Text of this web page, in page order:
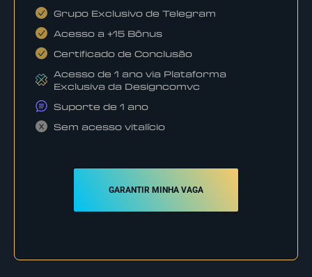
Grupo Exclusivo de Telegram
Acesso a +15 Bônus
Certificado de Conclusão
Acesso de 1 ano via Plataforma
Exclusiva da Designcomvc
Suporte de 1 ano
Sem acesso vitalício
GARANTIR MINHA VAGA